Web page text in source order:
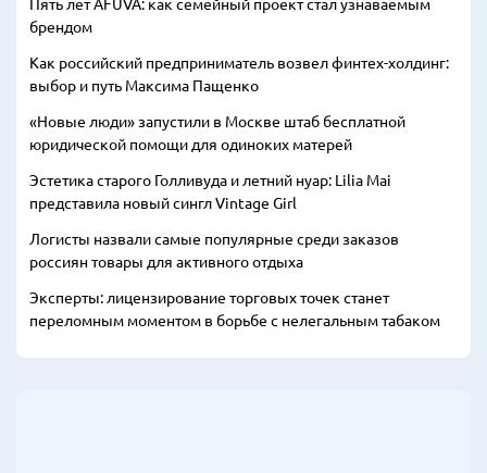
брендом
Как российский предприниматель возвел финтех-холдинг:
выбор и путь Максима Пащенко
«Новые люди» запустили в Москве штаб бесплатной
юридической помощи для одиноких матерей
Эстетика старого Голливуда и летний нуар: Lilia Mai
представила новый сингл Vintage Girl
Логисты назвали самые популярные среди заказов
россиян товары для активного отдыха
Эксперты: лицензирование торговых точек станет
переломным моментом в борьбе с нелегальным табаком